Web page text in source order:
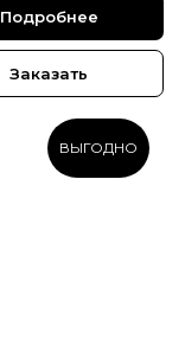
Подробнее
Заказать
ВЫГОДНО